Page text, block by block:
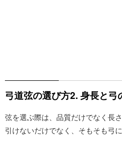
弓道弦の選び方2. 身長と
弦を選ぶ際は、品質だけでなく長
引けないだけでなく、そもそも弓